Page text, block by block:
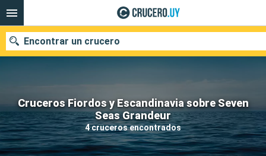
Cruceros Fiordos y Escandinavia sobre Seven
Seas Grandeur
4 cruceros encontrados
Encontrar un crucero
Nuestros destinos
Fecha de salida